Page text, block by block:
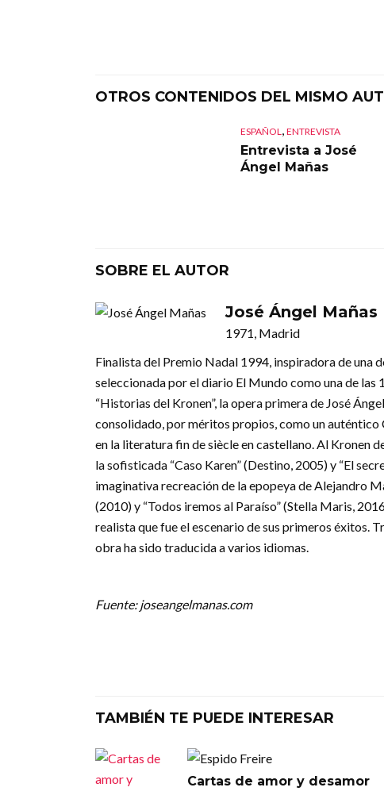
OTROS CONTENIDOS DEL MISMO
ESPAÑOL, ENTREVISTA
Entrevista a José
Ángel Mañas
SOBRE EL AUTOR
José Ángel Mañas
1971, Madrid
Finalista del Premio Nadal 1994, inspiradora de una
seleccionada por el diario El Mundo como una de
“Historias del Kronen”, la opera primera de José
consolidado, por méritos propios, como un
en la literatura fin de siècle en castellano. Al Kronen
la sofisticada “Caso Karen” (Destino, 2005) y “El
imaginativa recreación de la epopeya de Alejandro
(2010) y “Todos iremos al Paraíso” (Stella Maris,
realista que fue el escenario de sus primeros éxitos.
obra ha sido traducida a varios idiomas.
Fuente: joseangelmanas.com
TAMBIÉN TE PUEDE INTERESAR
Cartas de amor y desamor